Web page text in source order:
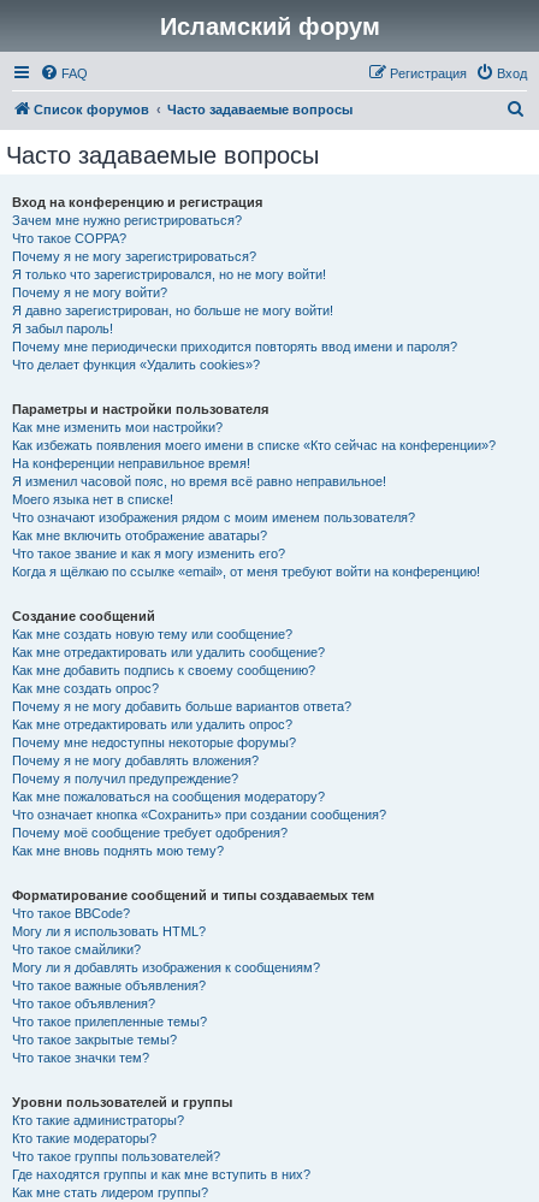
Исламский форум
FAQ Вход
Регистрация
Список форумов Часто задаваемые вопросы
Часто задаваемые вопросы
Вход на конференцию и регистрация
Зачем мне нужно регистрироваться?
Что такое COPPA?
Почему я не могу зарегистрироваться?
Я только что зарегистрировался, но не могу войти!
Почему я не могу войти?
Я давно зарегистрирован, но больше не могу войти!
Я забыл пароль!
Почему мне периодически приходится повторять ввод имени и пароля?
Что делает функция «Удалить cookies»?
Параметры и настройки пользователя
Как мне изменить мои настройки?
Как избежать появления моего имени в списке «Кто сейчас на конференции»?
На конференции неправильное время!
Я изменил часовой пояс, но время всё равно неправильное!
Моего языка нет в списке!
Что означают изображения рядом с моим именем пользователя?
Как мне включить отображение аватары?
Что такое звание и как я могу изменить его?
Когда я щёлкаю по ссылке «email», от меня требуют войти на конференцию!
Создание сообщений
Как мне создать новую тему или сообщение?
Как мне отредактировать или удалить сообщение?
Как мне добавить подпись к своему сообщению?
Как мне создать опрос?
Почему я не могу добавить больше вариантов ответа?
Как мне отредактировать или удалить опрос?
Почему мне недоступны некоторые форумы?
Почему я не могу добавлять вложения?
Почему я получил предупреждение?
Как мне пожаловаться на сообщения модератору?
Что означает кнопка «Сохранить» при создании сообщения?
Почему моё сообщение требует одобрения?
Как мне вновь поднять мою тему?
Форматирование сообщений и типы создаваемых тем
Что такое BBCode?
Могу ли я использовать HTML?
Что такое смайлики?
Могу ли я добавлять изображения к сообщениям?
Что такое важные объявления?
Что такое объявления?
Что такое прилепленные темы?
Что такое закрытые темы?
Что такое значки тем?
Уровни пользователей и группы
Кто такие администраторы?
Кто такие модераторы?
Что такое группы пользователей?
Где находятся группы и как мне вступить в них?
Как мне стать лидером группы?